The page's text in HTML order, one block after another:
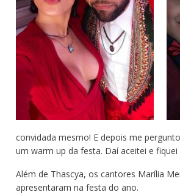
convidada mesmo! E depois me
um warm up da festa. Daí aceitei e fiquei
Além de Thascya, os cantores Marília
apresentaram na festa do ano.